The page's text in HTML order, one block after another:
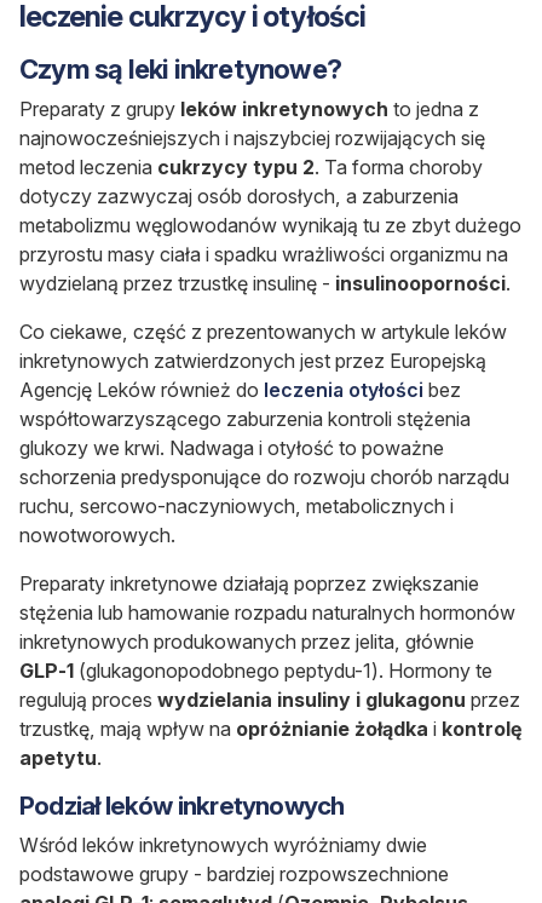
leczenie cukrzycy i otyłości
Czym są leki inkretynowe?
Preparaty z grupy leków inkretynowych to jedna z
najnowocześniejszych i najszybciej rozwijających się
metod leczenia cukrzycy typu 2. Ta forma choroby
dotyczy zazwyczaj osób dorosłych, a zaburzenia
metabolizmu węglowodanów wynikają tu ze zbyt dużego
przyrostu masy ciała i spadku wrażliwości organizmu na
wydzielaną przez trzustkę insulinę - insulinooporności.
Co ciekawe, część z prezentowanych w artykule leków
inkretynowych zatwierdzonych jest przez Europejską
Agencję Leków również do leczenia otyłości bez
współtowarzyszącego zaburzenia kontroli stężenia
glukozy we krwi. Nadwaga i otyłość to poważne
schorzenia predysponujące do rozwoju chorób narządu
ruchu, sercowo-naczyniowych, metabolicznych i
nowotworowych.
Preparaty inkretynowe działają poprzez zwiększanie
stężenia lub hamowanie rozpadu naturalnych hormonów
inkretynowych produkowanych przez jelita, głównie
GLP-1 (glukagonopodobnego peptydu-1). Hormony te
regulują proces wydzielania insuliny i glukagonu przez
trzustkę, mają wpływ na opróżnianie żołądka i kontrolę
apetytu.
Podział leków inkretynowych
Wśród leków inkretynowych wyróżniamy dwie
podstawowe grupy - bardziej rozpowszechnione